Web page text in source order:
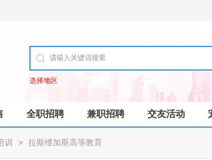
选择地区
全职招聘 兼职招聘 交友活动
训 > 拉斯维加斯高等教育